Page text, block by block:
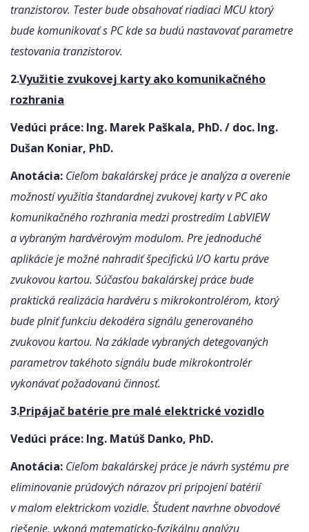
tranzistorov. Tester bude obsahovať riadiaci MCU ktorý
bude komunikovať s PC kde sa budú nastavovať parametre
testovania tranzistorov.
2.Využitie zvukovej karty ako komunikačného
rozhrania
Vedúci práce: Ing. Marek Paškala, PhD. / doc. Ing.
Dušan Koniar, PhD.
Anotácia: Cieľom bakalárskej práce je analýza a overenie
možností využitia štandardnej zvukovej karty v PC ako
komunikačného rozhrania medzi prostredím LabVIEW
a vybraným hardvérovým modulom. Pre jednoduché
aplikácie je možné nahradiť špecifickú I/O kartu práve
zvukovou kartou. Súčasťou bakalárskej práce bude
praktická realizácia hardvéru s mikrokontrolérom, ktorý
bude plniť funkciu dekodéra signálu generovaného
zvukovou kartou. Na základe vybraných detegovaných
parametrov takéhoto signálu bude mikrokontrolér
vykonávať požadovanú činnosť.
3.Pripájač batérie pre malé elektrické vozidlo
Vedúci práce: Ing. Matúš Danko, PhD.
Anotácia: Cieľom bakalárskej práce je návrh systému pre
eliminovanie prúdových nárazov pri pripojení batérií
v malom elektrickom vozidle. Študent navrhne obvodové
riešenie, vykoná matematicko-fyzikálnu analýzu